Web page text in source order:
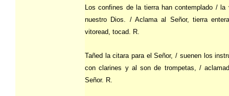
Los confines de la tierra han contemplado / la
nuestro Dios. / Aclama al Señor, tierra
vitoread, tocad. R.
Tañed la citara para el Señor, / suenen los
con clarines y al son de trompetas, /
Señor. R.